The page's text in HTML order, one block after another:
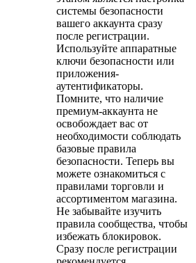
системы безопасности
вашего аккаунта сразу
после регистрации.
Используйте аппаратные
ключи безопасности или
приложения-
аутентификаторы.
Помните, что наличие
премиум-аккаунта не
освобождает вас от
необходимости соблюдать
базовые правила
безопасности. Теперь вы
можете ознакомиться с
правилами торговли и
ассортиментом магазина.
Не забывайте изучить
правила сообщества, чтобы
избежать блокировок.
Сразу после регистрации